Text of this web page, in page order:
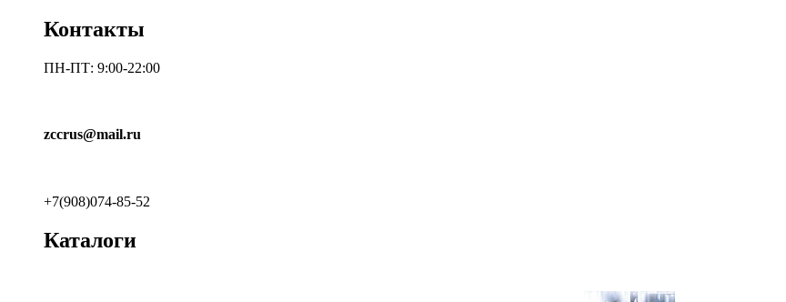
Контакты
ПН-ПТ: 9:00-22:00
zccrus@mail.ru
+7(908)074-85-52
Каталоги